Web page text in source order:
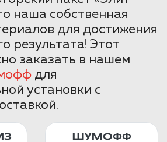
наша собственная
для достижения
результата! Этот
заказать в нашем
для
установки с
ШУМОФФ